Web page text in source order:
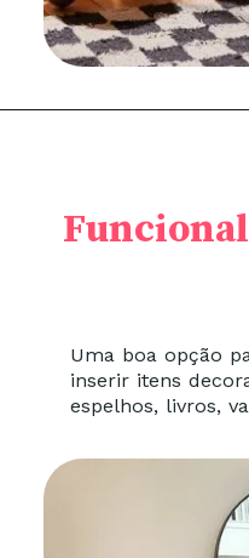
Uma boa opção
inserir itens
espelhos, livros,
Funcional